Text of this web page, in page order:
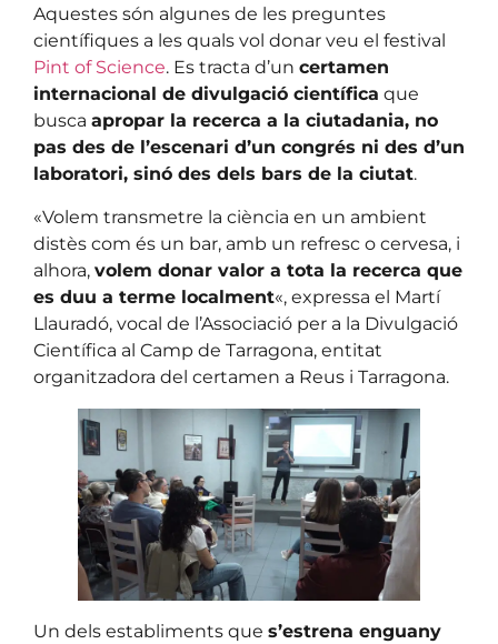
Aquestes són algunes de les preguntes
científiques a les quals vol donar veu el festival
Pint of Science. Es tracta d’un certamen
internacional de divulgació científica que
busca apropar la recerca a la ciutadania, no
pas des de l’escenari d’un congrés ni des d’un
laboratori, sinó des dels bars de la ciutat.
«Volem transmetre la ciència en un ambient
distès com és un bar, amb un refresc o cervesa, i
alhora, volem donar valor a tota la recerca que
es duu a terme localment«, expressa el Martí
Llauradó, vocal de l’Associació per a la Divulgació
Científica al Camp de Tarragona, entitat
organitzadora del certamen a Reus i Tarragona.
Un dels establiments que s’estrena enguany